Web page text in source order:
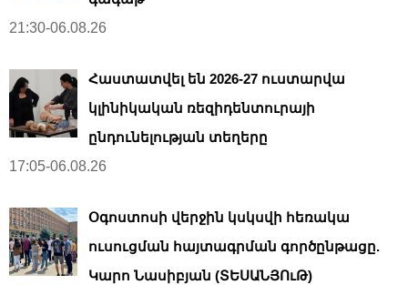
21:30-06.08.26
Հաստատվել են 2026-27 ուստարվա
կլինիկական ռեզիդենտուրայի
ընդունելության տեղերը
17:05-06.08.26
Օգոստոսի վերջին կսկսվի հեռակա
ուսուցման հայտագրման գործընթացը.
Կարո Նասիբյան (ՏԵՍԱՆՅՈւԹ)